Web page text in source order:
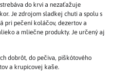
do krvi a nezaťažuje
Je zdrojom sladkej chuti a spolu s
pri pečení koláčov, dezertov a
a mliečne produkty. Je určený aj
dobrôt, do pečiva, piškótového
a krupicovej kaše.